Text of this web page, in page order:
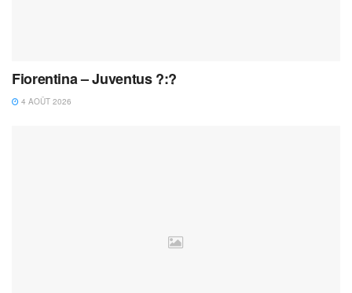
Fiorentina – Juventus ?:?
4 AOÛT 2026